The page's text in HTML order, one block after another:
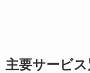
主要サービ